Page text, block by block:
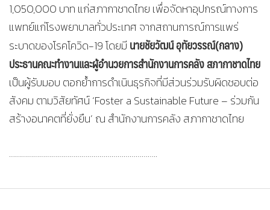
1,050,000 บาท แก่สภากาชาดไทย เพื่อจัดหาอุปกรณ์ทางการ
แพทย์แก่โรงพยาบาลทั่วประเทศ จากสถานการณ์การแพร่
ระบาดของโรคโควิด-19 โดยมี นายชัยวัฒน์ อุทัยวรรณ์(กลาง)
ประธานคณะทำงานและผู้อำนวยการสำนักงานการคลัง สภากาชาดไทย
เป็นผู้รับมอบ ตอกย้ำการดำเนินธุรกิจที่มีส่วนร่วมรับผิดชอบต่อ
สังคม ตามวิสัยทัศน์ ‘Foster a Sustainable Future – ร่วมกัน
สร้างอนาคตที่ยั่งยืน’ ณ สำนักงานการคลัง สภากาชาดไทย
………………………………………………………………..